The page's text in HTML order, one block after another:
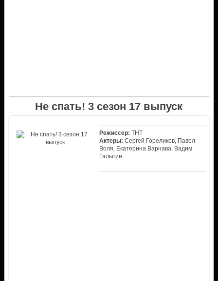
Не спать! 3 сезон 17 выпуск
Режиссер: ТНТ
Актеры: Сергей Гореликов, Павел
Воля, Екатерина Варнава, Вадим
Галыгин